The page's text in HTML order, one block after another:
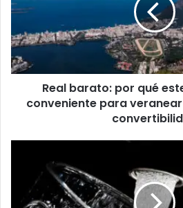
Real barato: por qué
conveniente para